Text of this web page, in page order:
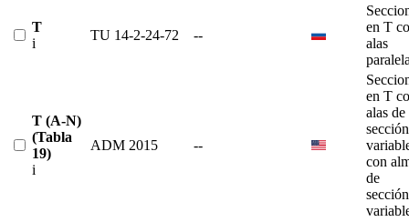
T
i
TU 14-2-24-72 --
en T
alas
T (A-N)
(Tabla
19)
i
ADM 2015 --
en T
alas de
sección
con
de
sección